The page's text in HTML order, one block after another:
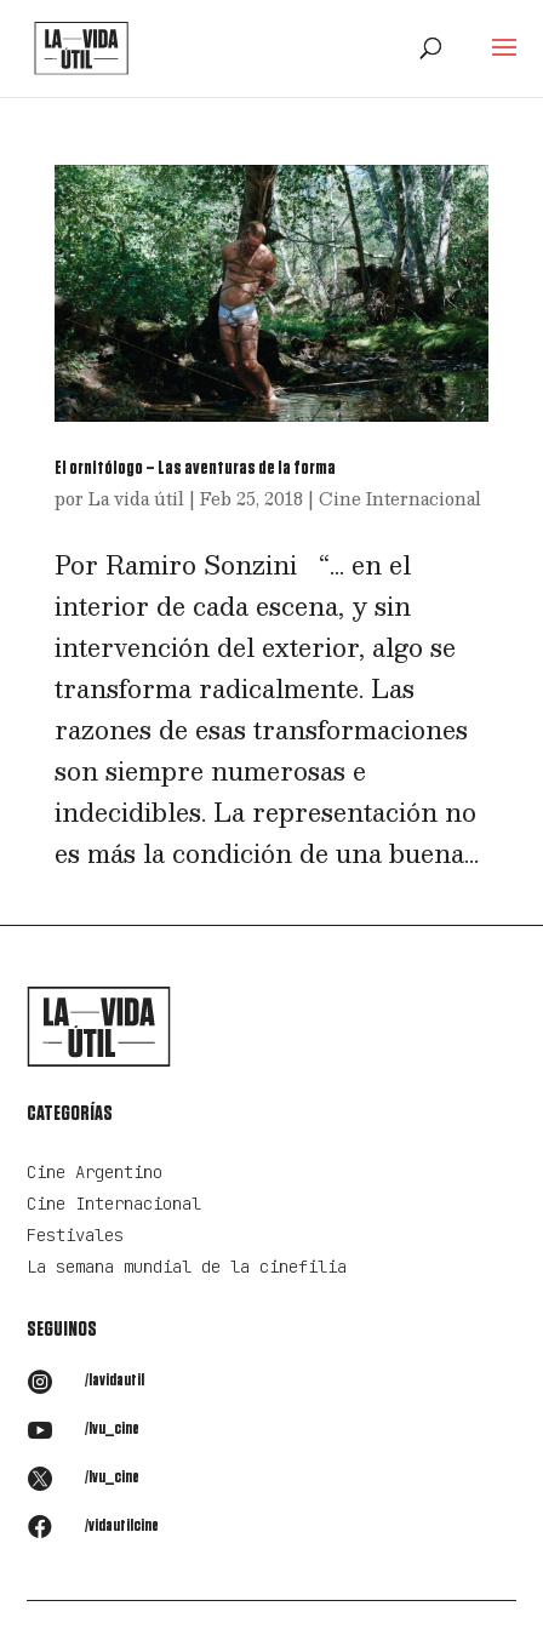
El ornitólogo – Las aventuras de la forma
por La vida útil| Feb 25, 2018 | Cine Internacional
Por Ramiro Sonzini “… en el
interior de cada escena, y sin
intervención del exterior, algo se
transforma radicalmente. Las
razones de esas transformaciones
son siempre numerosas e
indecidibles. La representación no
es más la condición de una buena...
CATEGORÍAS
Cine Argentino
Cine Internacional
Festivales
La semana mundial de la cinefilia
SEGUINOS
 /lavidautil
 /lvu_cine
 /lvu_cine
 /vidautilcine